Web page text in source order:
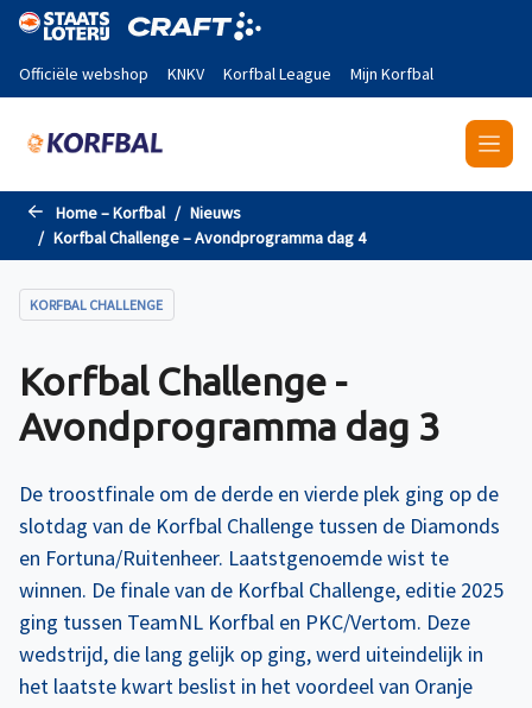
Naar de hoofdinhoud gaan
Officiële webshop KNKV Korfbal League Mijn Korfbal
Home – Korfbal
Nieuws
Korfbal Challenge – Avondprogramma dag 4
KORFBAL CHALLENGE
Korfbal Challenge -
Avondprogramma dag 3
De troostfinale om de derde en vierde plek ging op de
slotdag van de Korfbal Challenge tussen de Diamonds
en Fortuna/Ruitenheer. Laatstgenoemde wist te
winnen. De finale van de Korfbal Challenge, editie 2025
ging tussen TeamNL Korfbal en PKC/Vertom. Deze
wedstrijd, die lang gelijk op ging, werd uiteindelijk in
het laatste kwart beslist in het voordeel van Oranje